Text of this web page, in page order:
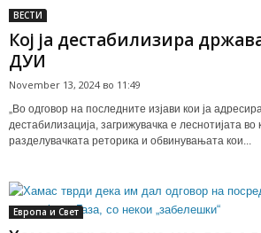
ВЕСТИ
Кој ја дестабилизира
ДУИ
November 13, 2024 во 11:49
„Во одговор на последните изјави кои ја
дестабилизација, загрижувачка е леснотијата
разделувачката реторика и обвинувањата кои...
Европа и Свет